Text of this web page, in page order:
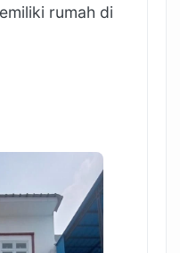
rumah di